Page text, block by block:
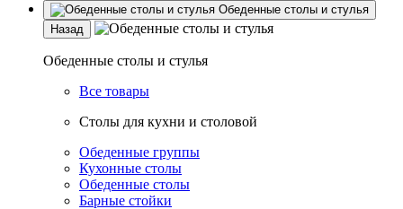
Обеденные столы и стулья
Назад
Обеденные столы и стулья
Все товары
Столы для кухни и столовой
Обеденные группы
Кухонные столы
Обеденные столы
Барные стойки